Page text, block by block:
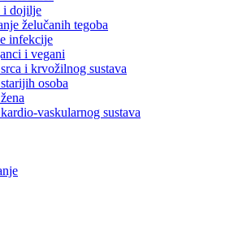
i dojilje
želučanih tegoba
infekcije
i vegani
i krvožilnog sustava
osoba
vaskularnog sustava